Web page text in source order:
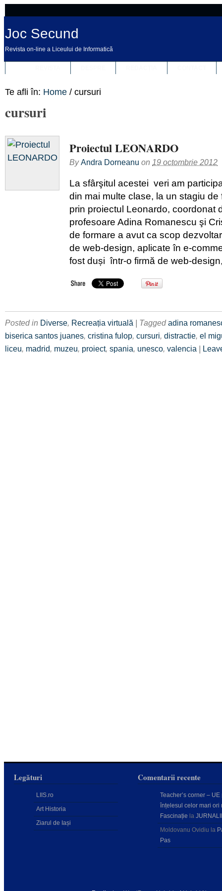
Joc Secund
Revista on-line a Liceului de Informatică
Te afli în: Home / cursuri
cursuri
Proiectul LEONARDO
ByAndra Dorneanu on 19 octombrie 2012
La sfârşitul acestei veri am
din mai multe clase, la un stagiu
prin proiectul Leonardo, coordonat
profesoare Adina Romanescu şi
de formare a avut ca scop
de web-design, aplicate în e-
fost duși într-o firmă de web-
Posted in Diverse, Recreația virtuală | Taggedadina
biserica santos juanes, cristina fulop, cursuri, distractie, el
liceu, madrid, muzeu, proiect, spania, unesco, valencia |
Legături
LIIS.ro
Art Historia
Ziarul de Iași
Comentarii recente
Teacher’s corner – UE
înțelesul celor mari ori
Fascinație la
Moldovanu Ovidiu la
Pas